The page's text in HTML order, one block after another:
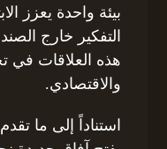
بيئة واحدة يعزز
التفكير خارج
هذه العلاقات في
والاقتصادي.
استناداً إلى ما